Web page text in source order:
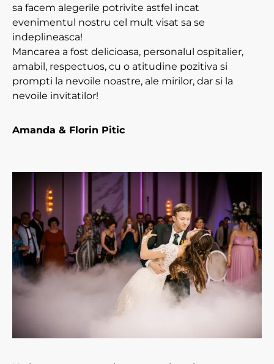
sa facem alegerile potrivite astfel incat
evenimentul nostru cel mult visat sa se
indeplineasca!
Mancarea a fost delicioasa, personalul ospitalier,
amabil, respectuos, cu o atitudine pozitiva si
prompti la nevoile noastre, ale mirilor, dar si la
nevoile invitatilor!
Amanda & Florin Pitic